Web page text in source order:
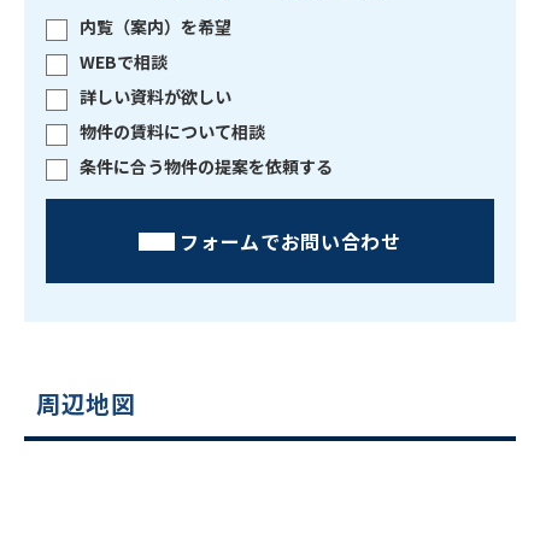
内覧（案内）を希望
WEBで相談
詳しい資料が欲しい
物件の賃料について相談
条件に合う物件の提案を依頼する
フォームでお問い合わせ
周辺地図